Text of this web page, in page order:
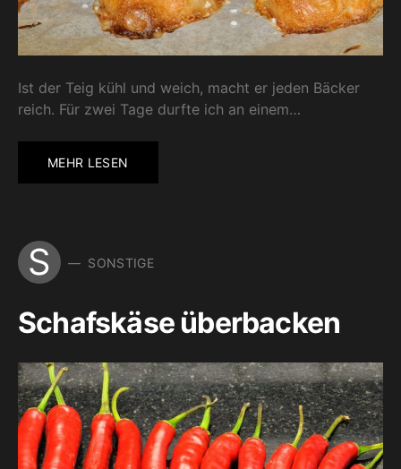
Ist der Teig kühl und weich, macht er jeden Bäcker
reich. Für zwei Tage durfte ich an einem…
MEHR LESEN
S SONSTIGE
Schafskäse überbacken